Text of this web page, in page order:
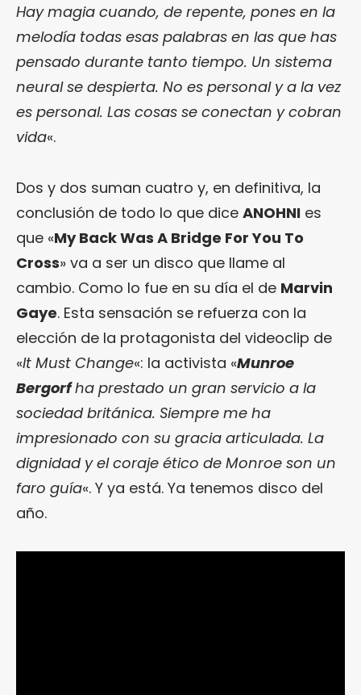
Hay magia cuando, de repente, pones en la
melodía todas esas palabras en las que has
pensado durante tanto tiempo. Un sistema
neural se despierta. No es personal y a la vez
es personal. Las cosas se conectan y cobran
vida«.
Dos y dos suman cuatro y, en definitiva, la
conclusión de todo lo que dice ANOHNI es
que «My Back Was A Bridge For You To
Cross» va a ser un disco que llame al
cambio. Como lo fue en su día el de Marvin
Gaye. Esta sensación se refuerza con la
elección de la protagonista del videoclip de
«It Must Change«: la activista «Munroe
Bergorfha prestado un gran servicio a la
sociedad británica. Siempre me ha
impresionado con su gracia articulada. La
dignidad y el coraje ético de Monroe son un
faro guía«. Y ya está. Ya tenemos disco del
año.